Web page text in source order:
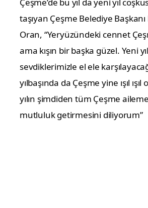
taşıyan Çeşme Belediye
Oran, “Yeryüzündeki cennet
ama kışın bir başka güzel. Yeni
sevdiklerimizle el ele
yılbaşında da Çeşme yine ışıl
yılın şimdiden tüm Çeşme
mutluluk getirmesini diliyorum”